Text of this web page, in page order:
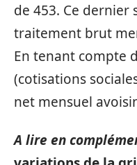
de 453. Ce
traitement brut
En tenant compte
(cotisations
net mensuel
A lire en